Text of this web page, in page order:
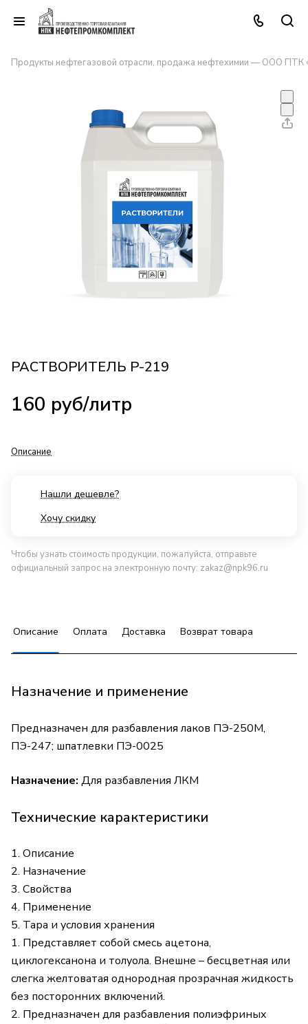
Продукты нефтегазовой отрасли, продажа нефтехимии — ООО ПТК
РАСТВОРИТЕЛЬ Р-219
160 руб/литр
Описание
Нашли дешевле?
Хочу скидку
Чтобы узнать стоимость продукции, пожалуйста, отправьте
официальный запрос на электронную почту: zakaz@npk96.ru
Описание Оплата Доставка Возврат товара
Назначение и применение
Предназначен для разбавления лаков ПЭ-250М,
ПЭ-247; шпатлевки ПЭ-0025
Назначение: Для разбавления ЛКМ
Технические карактеристики
1. Описание
2. Назначение
3. Свойства
4. Применение
5. Тара и условия хранения
1. Представляет собой смесь ацетона,
циклогексанона и толуола. Внешне – бесцветная или
слегка желтоватая однородная прозрачная жидкость
без посторонних включений.
2. Предназначен для разбавления полиэфриных